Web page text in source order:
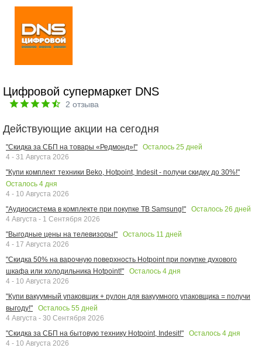
Цифровой супермаркет DNS
2 отзыва
Действующие акции на сегодня
"Скидка за СБП на товары «Редмонд»!" Осталось 25 дней
4 - 31 Августа 2026
"Купи комплект техники Beko, Hotpoint, Indesit - получи скидку до 30%!"
Осталось 4 дня
4 - 10 Августа 2026
"Аудиосистема в комплекте при покупке ТВ Samsung!"
Осталось 26 дней
4 Августа - 1 Сентября 2026
"Выгодные цены на телевизоры!"
Осталось 11 дней
4 - 17 Августа 2026
"Скидка 50% на варочную поверхность Hotpoint при покупке духового
шкафа или холодильника Hotpoint!"
Осталось 4 дня
4 - 10 Августа 2026
"Купи вакуумный упаковщик + рулон для вакуумного упаковщика = получи
выгоду!"
Осталось 55 дней
4 Августа - 30 Сентября 2026
"Скидка за СБП на бытовую технику Hotpoint, Indesit!"
Осталось 4 дня
4 - 10 Августа 2026